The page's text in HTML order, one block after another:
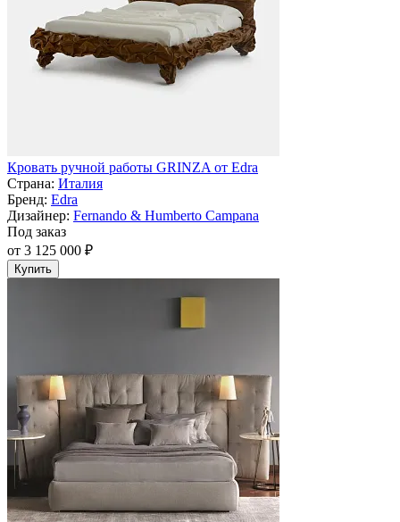
Кровать ручной работы GRINZA от Edra
Страна: Италия
Бренд: Edra
Дизайнер: Fernando & Humberto Campana
Под заказ
от 3 125 000 ₽
Купить